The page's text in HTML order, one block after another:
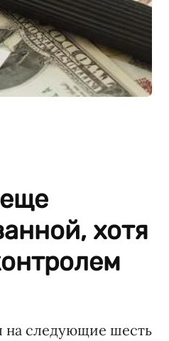
хотя
на следующие шесть